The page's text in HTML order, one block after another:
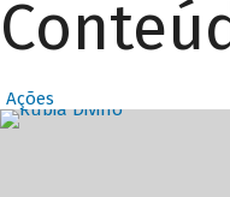
Ações